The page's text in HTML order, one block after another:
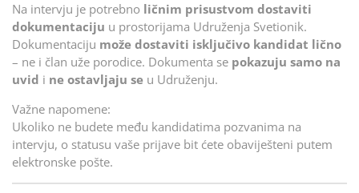
Na intervju je potrebno ličnim prisustvom dostaviti
dokumentaciju u prostorijama Udruženja Svetionik.
Dokumentaciju može dostaviti isključivo kandidat lično
– ne i član uže porodice. Dokumenta se pokazuju samo na
uvid i ne ostavljaju se u Udruženju.
Važne napomene:
Ukoliko ne budete među kandidatima pozvanima na
intervju, o statusu vaše prijave bit ćete obaviješteni putem
elektronske pošte.